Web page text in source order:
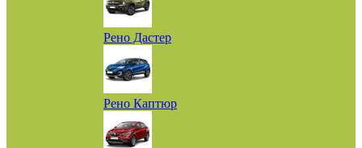
Рено Дастер
Рено Каптюр